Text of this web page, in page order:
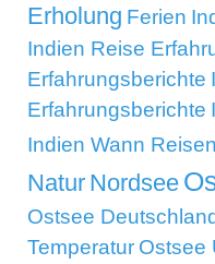
Erholung Ferien
Indien Reise
Erfahrungsberichte
Erfahrungsberichte
Indien Wann Reisen
Natur Nordsee
Ostsee Deutschland
Temperatur Ostsee